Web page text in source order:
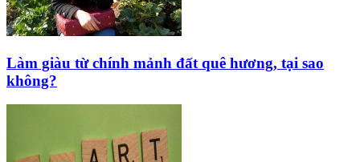
Làm giàu từ chính mảnh đất quê hương, tại sao
không?